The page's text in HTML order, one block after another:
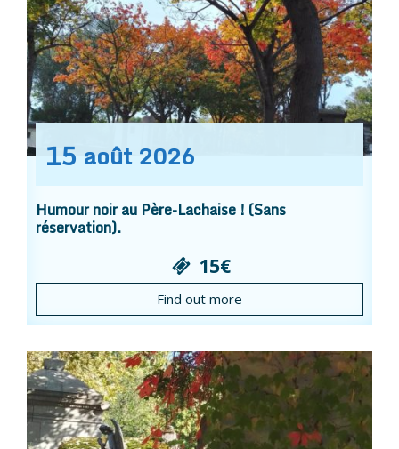
15 août 2026
Humour noir au Père-Lachaise ! (Sans
réservation).
15€
Find out more